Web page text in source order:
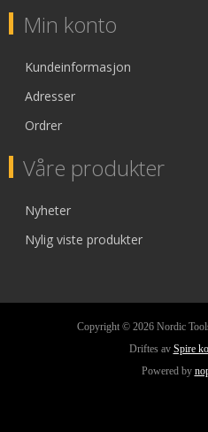
Min konto
Kundeinformasjon
Adresser
Ordrer
Våre produkter
Nyheter
Nylig viste produkter
Copyright © 2026 Nordic
Driftes av Spire
Powered by